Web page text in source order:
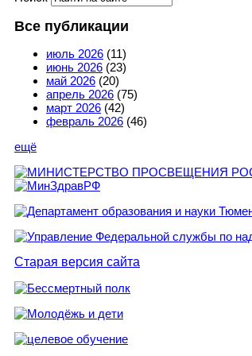
Все публикации
июль 2026 (11)
июнь 2026 (23)
май 2026 (20)
апрель 2026 (75)
март 2026 (42)
февраль 2026 (46)
ещё
Старая версия сайта